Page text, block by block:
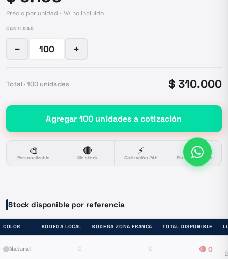
Precio por unidad · IVA no incluido
CANTIDAD
− +
Total · 100 unidades $ 310.000
Agregar 100 unidades a cotización
🎨
Personalizable
🔴
Sin stock
⚡
Cotización 24h
🔒
Sin compromiso
Stock disponible por referencia
COLOR BODEGA LOCAL BODEGA ZONA FRANCA TOTAL DISPONIBLE
Natural 0 0 🔴 0